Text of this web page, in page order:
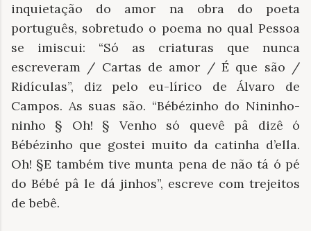
inquietação do amor na obra do poeta
português, sobretudo o poema no qual Pessoa
se imiscui: “Só as criaturas que nunca
escreveram / Cartas de amor / É que são /
Ridículas”, diz pelo eu-lírico de Álvaro de
Campos. As suas são. “Bébézinho do Nininho-
ninho § Oh! § Venho só quevê pâ dizê ó
Bébézinho que gostei muito da catinha d’ella.
Oh! §E também tive munta pena de não tá ó pé
do Bébé pâ le dá jinhos”, escreve com trejeitos
de bebê.